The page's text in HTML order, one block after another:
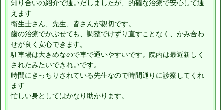
知り合いの紹介で通いだしましたが、的確な治療で安心して通
えます
衛生士さん、先生、皆さんが親切です。
歯の治療でかぶせても、調整でけずり直すことなく、かみ合わ
せが良く安心できます。
駐車場は大きめなので車で通いやすいです。院内は最近新しく
されたみたいできれいです。
時間にきっちりされている先生なので時間通りに診察してくれ
ます
忙しい身としてはかなり助かります。